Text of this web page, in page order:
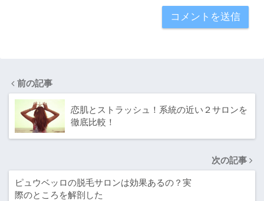
前の記事
恋肌とストラッシュ！系統の近い２サロンを
徹底比較！
次の記事
ピュウベッロの脱毛サロンは効果あるの？実
際のところを解剖した